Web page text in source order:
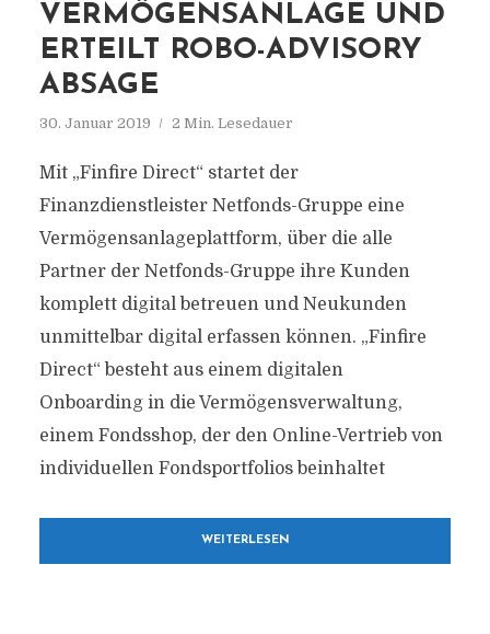
VERMÖGENSANLAGE UND
ERTEILT ROBO-ADVISORY
ABSAGE
30. Januar 2019 2 Min. Lesedauer
Mit „Finfire Direct“ startet der
Finanzdienstleister Netfonds-Gruppe eine
Vermögensanlageplattform, über die alle
Partner der Netfonds-Gruppe ihre Kunden
komplett digital betreuen und Neukunden
unmittelbar digital erfassen können. „Finfire
Direct“ besteht aus einem digitalen
Onboarding in die Vermögensverwaltung,
einem Fondsshop, der den Online-Vertrieb von
individuellen Fondsportfolios beinhaltet
WEITERLESEN